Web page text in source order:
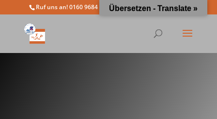
Ruf uns an! 0160 9684 4963 info@moewathlon.de
Übersetzen - Translate »